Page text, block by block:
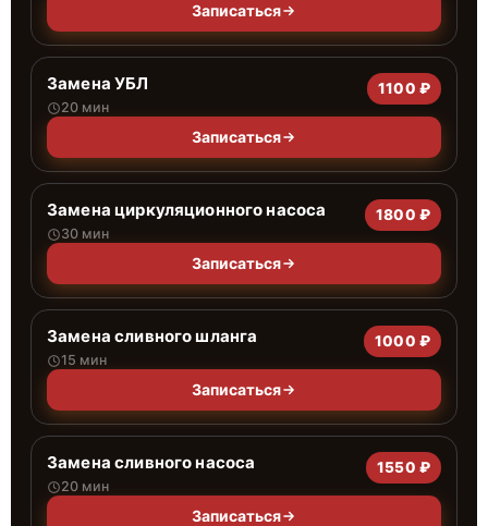
Записаться
Замена УБЛ
20 мин
1100 ₽
Записаться
Замена циркуляционного насоса
30 мин
1800 ₽
Записаться
Замена сливного шланга
15 мин
1000 ₽
Записаться
Замена сливного насоса
20 мин
1550 ₽
Записаться